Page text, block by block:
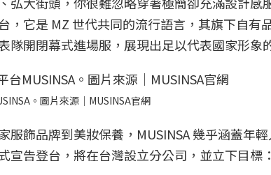
，它是 MZ 世代共同的流行語言，其旗下自有
隊開閉幕式進場服，展現出足以代表國家形象
。圖片來源｜MUSINSA官網
服飾品牌到美妝保養，MUSINSA 幾乎涵蓋年
宣告登台，將在台灣設立分公司，並立下目標